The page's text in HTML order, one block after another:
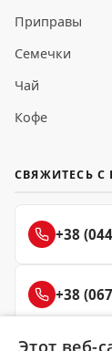
Приправы
Семечки
Чай
Кофе
СВЯЖИТЕСЬ
+38
+38
Этот веб-